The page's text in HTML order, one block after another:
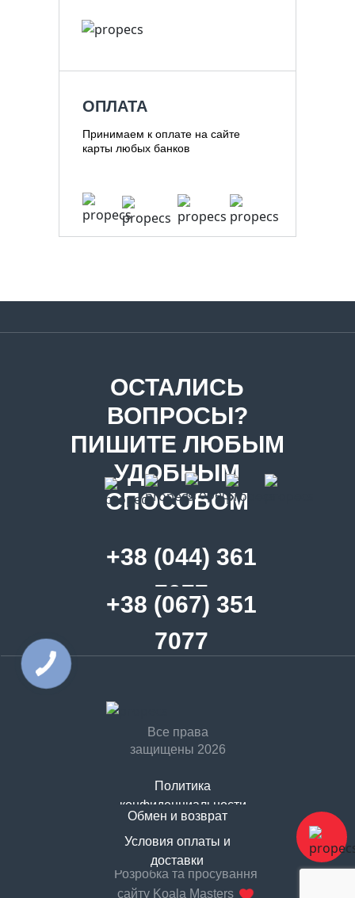
ОПЛАТА
Принимаем к оплате на сайте
карты любых банков
ОСТАЛИСЬ
ВОПРОСЫ?
ПИШИТЕ ЛЮБЫМ
УДОБНЫМ
СПОСОБОМ
+38 (044) 361
7077
+38 (067) 351
7077
Все права
защищены 2026
Политика
конфиденциальности
Условия оплаты и
доставки
Договор оферты
Обмен и возврат
Розробка та просування
сайту Koala Masters